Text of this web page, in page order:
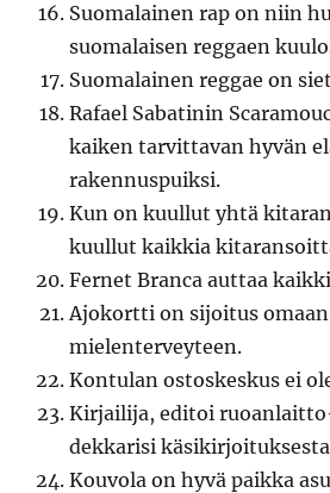
Suomalainen rap on niin
suomalaisen reggaen
Suomalainen reggae on
Rafael Sabatinin
kaiken tarvittavan hyvän
rakennuspuiksi.
Kun on kuullut yhtä
kuullut kaikkia
Fernet Branca auttaa
Ajokortti on sijoitus omaan
mielenterveyteen.
Kontulan ostoskeskus ei
Kirjailija, editoi
dekkarisi
Kouvola on hyvä paikka